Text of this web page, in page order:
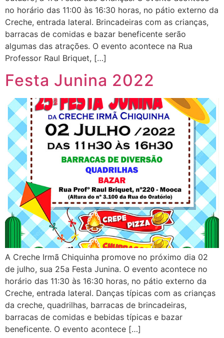
no horário das 11:00 às 16:30 horas, no pátio externo da
Creche, entrada lateral. Brincadeiras com as crianças,
barracas de comidas e bazar beneficente serão
algumas das atrações. O evento acontece na Rua
Professor Raul Briquet, […]
Festa Junina 2022
A Creche Irmã Chiquinha promove no próximo dia 02
de julho, sua 25a Festa Junina. O evento acontece no
horário das 11:30 às 16:30 horas, no pátio externo da
Creche, entrada lateral. Danças típicas com as crianças
da creche, quadrilhas, barracas de brincadeiras,
barracas de comidas e bebidas típicas e bazar
beneficente. O evento acontece […]